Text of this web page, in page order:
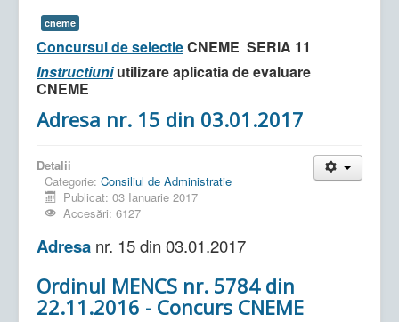
cneme
Concursul de selectieCNEME SERIA 11
Instructiuni utilizare aplicatia de evaluare
CNEME
Adresa nr. 15 din 03.01.2017
Detalii
Categorie: Consiliul de Administratie
Publicat: 03 Ianuarie 2017
Accesări: 6127
Adresa nr. 15 din 03.01.2017
Ordinul MENCS nr. 5784 din
22.11.2016 - Concurs CNEME